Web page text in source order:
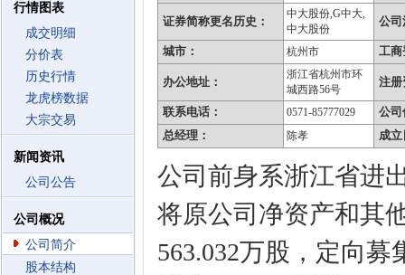
行情图表
成交明细
分价表
历史行情
龙虎榜数据
大宗交易
新闻资讯
公司公告
公司概况
公司简介
股本结构
证券简称更名历史：
中大股份,G中大,
中大股份
公司
城市： 杭州市 工商
办公地址：
浙江省杭州市环
城西路56号
注册
联系电话： 0571-85777029
公司
总经理：
陈孝 成立
公司前身系浙江省进
将原公司净资产和其
563.032万股，定向